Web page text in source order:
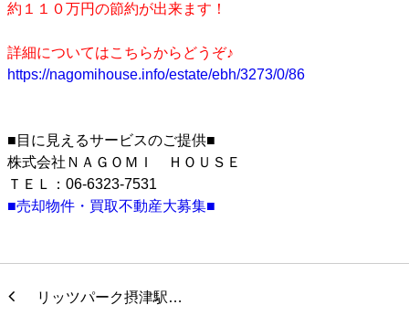
約１１０万円の節約が出来ます！
詳細についてはこちらからどうぞ♪
https://nagomihouse.info/estate/ebh/3273/0/86
■目に見えるサービスのご提供■
株式会社ＮＡＧＯＭＩ ＨＯＵＳＥ
ＴＥＬ：06-6323-7531
■売却物件・買取不動産大募集■
リッツパーク摂津駅…